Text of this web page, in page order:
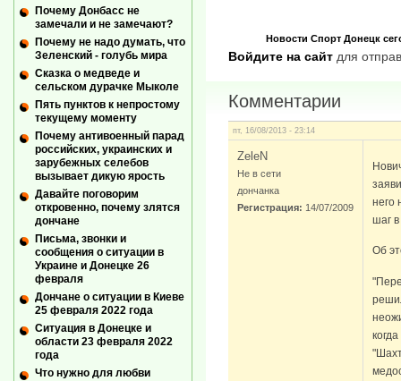
Новости Спорт Донецк
Войдите на сайт для
Комментарии
пт, 16/08/2013 - 23:14
ZeleN
Не в сети
дончанка
Регистрация: 14/07/2009
него
шаг в
Об
Почему Донбасс не
замечали и не замечают?
Почему не надо думать, что
Зеленский - голубь мира
Сказка о медведе и
сельском дурачке Мыколе
Пять пунктов к непростому
текущему моменту
Почему антивоенный парад
российских, украинских и
зарубежных селебов
вызывает дикую ярость
Давайте поговорим
откровенно, почему злятся
дончане
Письма, звонки и
сообщения о ситуации в
Украине и Донецке 26
февраля
Дончане о ситуации в Киеве
25 февраля 2022 года
Ситуация в Донецке и
области 23 февраля 2022
года
Что нужно для любви